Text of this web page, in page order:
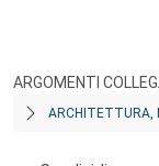
ARGOMENTI
ARCHITETTURA,